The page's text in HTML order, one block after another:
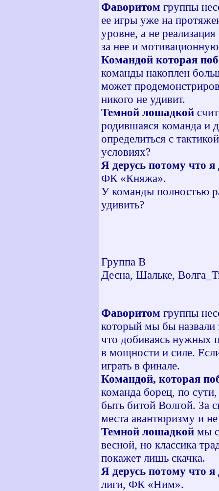
Фаворитом группы
ее игры уже на
уровне, а не
за нее и
Командой которая
команды накоплен
может
никого не удивит.
Темной лошадкой
родившаяся команда и
определиться с
условиях?
Я дерусь потому что я
ФК «Княжа».
У команды полностью
удивить?
Группа В
Десна, Шальке,
Фаворитом группы
который мы бы назвали
что добиваясь нужных
в мощности и силе.
играть в финале.
Командой, которая
команда борец, по
быть битой Волгой. За
места авантюризму и
Темной лошадкой мы
весной, но классика
покажет лишь скачка.
Я дерусь потому что я
лиги, ФК «Ним».